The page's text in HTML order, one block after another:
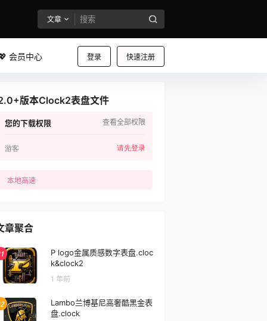
文章
登录 快速注册
会员中心
版本Clock2表盘文件
您的下载权限 查看全部权限
游客 请先登录
本地高速
章聚合
P logo金属质感数字表盘.cloc
k&clock2
1 年前
Lambo兰博基尼高奢酷黑金表
盘.clock